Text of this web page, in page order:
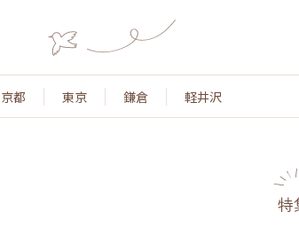
京都 東京 鎌倉 軽井沢
特